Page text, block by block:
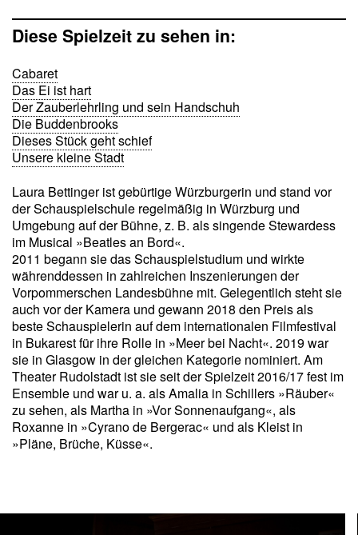
Diese Spielzeit zu sehen in:
Cabaret
Das Ei ist hart
Der Zauberlehrling und sein Handschuh
Die Buddenbrooks
Dieses Stück geht schief
Unsere kleine Stadt
Laura Bettinger ist gebürtige Würzburgerin und stand vor
der Schauspielschule regelmäßig in Würzburg und
Umgebung auf der Bühne, z. B. als singende Stewardess
im Musical »Beatles an Bord«.
2011 begann sie das Schauspielstudium und wirkte
währenddessen in zahlreichen Inszenierungen der
Vorpommerschen Landesbühne mit. Gelegentlich steht sie
auch vor der Kamera und gewann 2018 den Preis als
beste Schauspielerin auf dem internationalen Filmfestival
in Bukarest für ihre Rolle in »Meer bei Nacht«. 2019 war
sie in Glasgow in der gleichen Kategorie nominiert. Am
Theater Rudolstadt ist sie seit der Spielzeit 2016/17 fest im
Ensemble und war u. a. als Amalia in Schillers »Räuber«
zu sehen, als Martha in »Vor Sonnenaufgang«, als
Roxanne in »Cyrano de Bergerac« und als Kleist in
»Pläne, Brüche, Küsse«.